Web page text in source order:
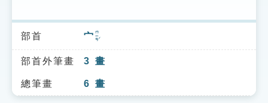
索引選單
知識索引
單字索引
部首 宀 ㄇㄧㄢˊ
部首外筆畫 3 畫
總筆畫 6 畫